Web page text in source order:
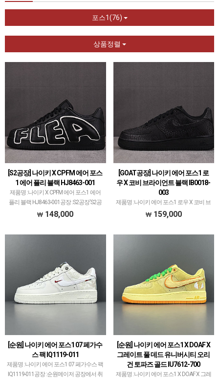
포스1(76)
상품정렬
[S2공장] 나이키 X CPFM 에어 포스
1 에어 플리 블랙 HJ8463-001
제품명 :나이키 X CPFM 에어 포스1 에어
플리 블랙 HJ8463-001공장 :S2공장'S2공
장'은 나이키 코비 모델 1티어라 보면 됩니
148,000
[GOAT공장] 나이키 에어 포스1 로
우 X 코비 브라이언트 블랙 IB0018-
003
제품명 :나이키 에어 포스1 로우 X 코비 브
라이언트 블랙 IB0018-003공장 :GOAT공
159,000
[순원] 나이키 에어 포스1 07 페가수
스 팩 IQ1119-011
제품명 :나이키 에어 포스1 07 페가수스 팩
IQ1119-011공장 :순원메이저 공장에서 취
[순원] 나이키 에어 포스1 X DOAF X
그레이트 풀 데드 유니버시티 오리
건 토파즈 골드 IU7612-700
제품명 :나이키 에어 포스1 X DOAF X 그레